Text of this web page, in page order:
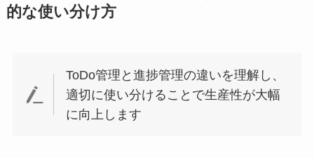
的な使い分け方
ToDo管理と進捗管理の違いを理解し、
適切に使い分けることで生産性が大幅
に向上します